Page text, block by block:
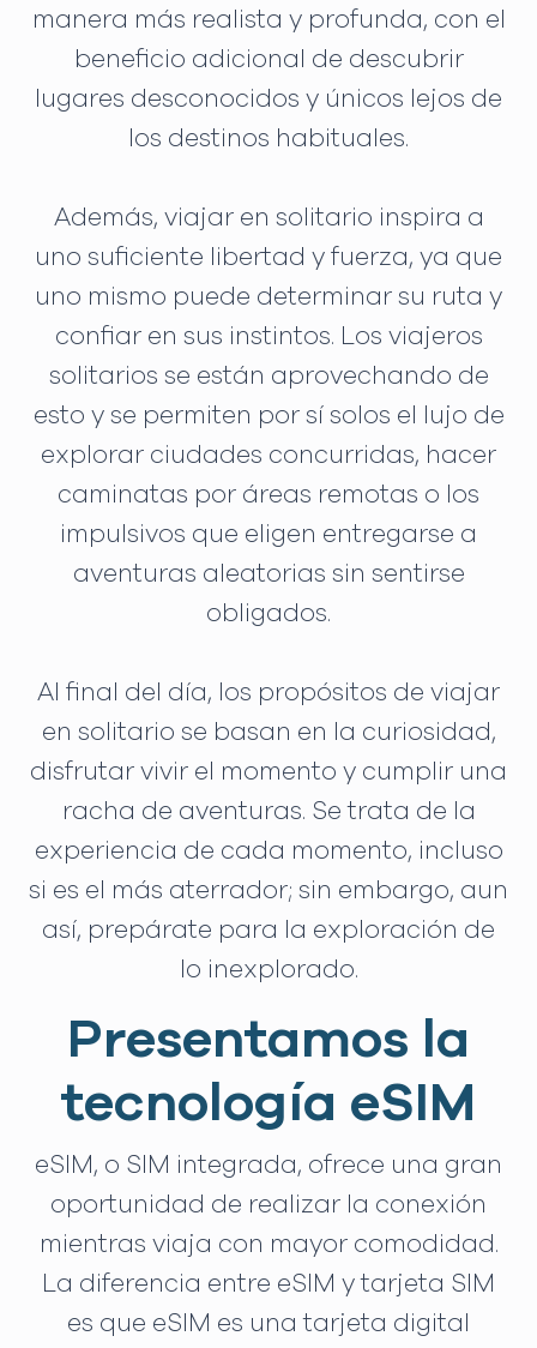
manera más realista y profunda, con el
beneficio adicional de descubrir
lugares desconocidos y únicos lejos de
los destinos habituales.
Además, viajar en solitario inspira a
uno suficiente libertad y fuerza, ya que
uno mismo puede determinar su ruta y
confiar en sus instintos. Los viajeros
solitarios se están aprovechando de
esto y se permiten por sí solos el lujo de
explorar ciudades concurridas, hacer
caminatas por áreas remotas o los
impulsivos que eligen entregarse a
aventuras aleatorias sin sentirse
obligados.
Al final del día, los propósitos de viajar
en solitario se basan en la curiosidad,
disfrutar vivir el momento y cumplir una
racha de aventuras. Se trata de la
experiencia de cada momento, incluso
si es el más aterrador; sin embargo, aun
así, prepárate para la exploración de
lo inexplorado.
Presentamos la
tecnología eSIM
eSIM, o SIM integrada, ofrece una gran
oportunidad de realizar la conexión
mientras viaja con mayor comodidad.
La diferencia entre eSIM y tarjeta SIM
es que eSIM es una tarjeta digital